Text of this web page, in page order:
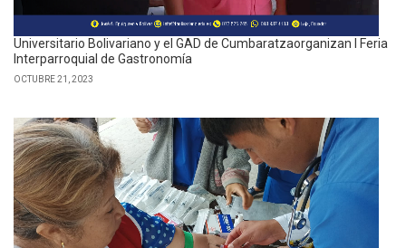
Universitario Bolivariano y el GAD de Cumbaratzaorganizan I Feria
Interparroquial de Gastronomía
OCTUBRE 21, 2023